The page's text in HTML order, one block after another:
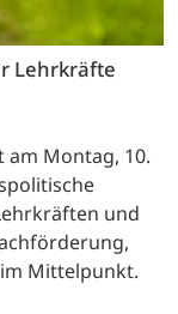
Lehrkräfte
am Montag, 10.
und
Mittelpunkt.